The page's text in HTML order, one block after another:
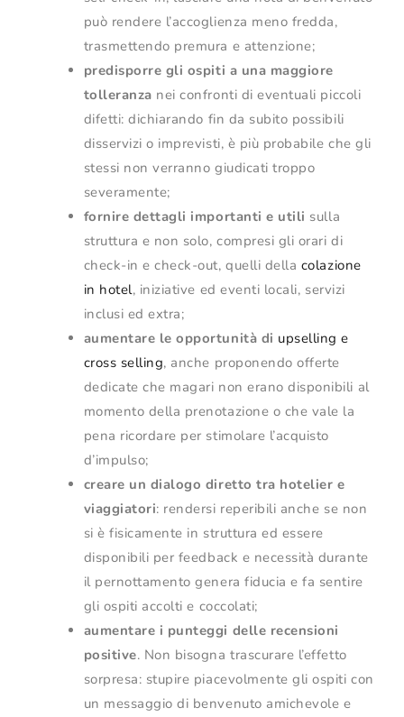
può rendere l’accoglienza meno fredda,
trasmettendo premura e attenzione;
predisporre gli ospiti a una maggiore
tolleranza nei confronti di eventuali piccoli
difetti: dichiarando fin da subito possibili
disservizi o imprevisti, è più probabile che gli
stessi non verranno giudicati troppo
severamente;
fornire dettagli importanti e utili sulla
struttura e non solo, compresi gli orari di
check-in e check-out, quelli della colazione
in hotel, iniziative ed eventi locali, servizi
inclusi ed extra;
aumentare le opportunità di upselling e
cross selling, anche proponendo offerte
dedicate che magari non erano disponibili al
momento della prenotazione o che vale la
pena ricordare per stimolare l’acquisto
d’impulso;
creare un dialogo diretto tra hotelier e
viaggiatori: rendersi reperibili anche se non
si è fisicamente in struttura ed essere
disponibili per feedback e necessità durante
il pernottamento genera fiducia e fa sentire
gli ospiti accolti e coccolati;
aumentare i punteggi delle recensioni
positive. Non bisogna trascurare l’effetto
sorpresa: stupire piacevolmente gli ospiti con
un messaggio di benvenuto amichevole e